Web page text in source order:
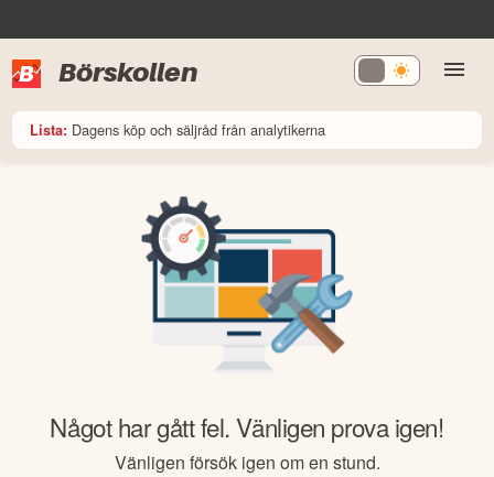
Börskollen
Lista: Dagens köp och säljråd från analytikerna
Något har gått fel. Vänligen prova igen!
Vänligen försök igen om en stund.